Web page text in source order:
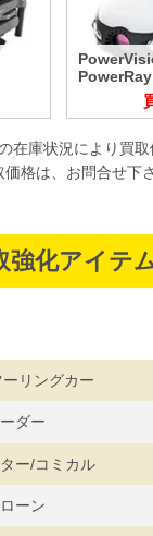
在庫状況により買取
格は、お問合せ下さ
強化アイテ
リングカー
ダー
ター/コミカル
ーン